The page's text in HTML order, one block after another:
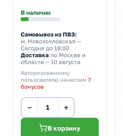
В наличии
Самовывоз из ПВЗ:
м. Новохохловская —
Сегодня до 18:00
Доставка по Москве и
области — 10 августа
Авторизованному
пользователю начислим 7
бонусов
− +
В корзину